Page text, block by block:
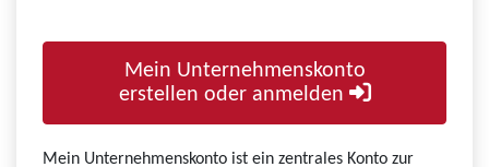
Mein Unternehmenskonto
erstellen oder anmelden
Mein Unternehmenskonto ist ein zentrales Konto zur